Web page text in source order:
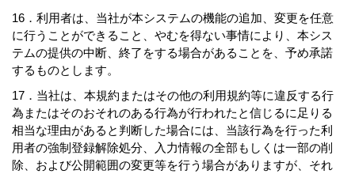
16．利用者は、当社が本システムの機能の追加、変更を任意
に行うことができること、やむを得ない事情により、本シス
テムの提供の中断、終了をする場合があることを、予め承諾
するものとします。
17．当社は、本規約またはその他の利用規約等に違反する行
為またはそのおそれのある行為が行われたと信じるに足りる
相当な理由があると判断した場合には、当該行為を行った利
用者の強制登録解除処分、入力情報の全部もしくは一部の削
除、および公開範囲の変更等を行う場合がありますが、それ